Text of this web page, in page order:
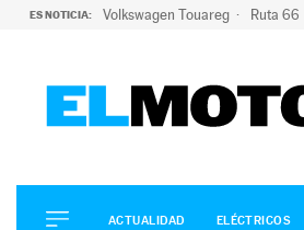
ES NOTICIA: Volkswagen Touareg Ruta 66
ELÉCTRICOS
CONDUCIR
ACTUALIDAD ELÉCTRICOS